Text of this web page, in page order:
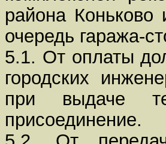
района Коньково
очередь гаража-
5.1. От оплаты
городских
при выдаче
присоединение.